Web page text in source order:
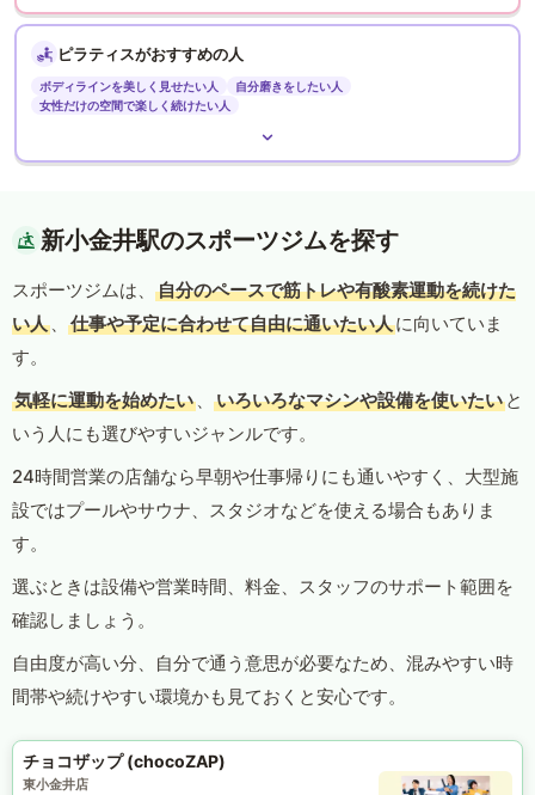
ピラティスがおすすめの人
ボディラインを美しく見せたい人
自分磨きをしたい人
女性だけの空間で楽しく続けたい人
新小金井駅のスポーツジムを探す
スポーツジムは、
自分のペースで筋トレや有酸素運動を続けた
い人 、 仕事や予定に合わせて自由に通いたい人に向いていま
す。
気軽に運動を始めたい 、 いろいろなマシンや設備を使いたい と
いう人にも選びやすいジャンルです。
24時間営業の店舗なら早朝や仕事帰りにも通いやすく、大型施
設ではプールやサウナ、スタジオなどを使える場合もありま
す。
選ぶときは設備や営業時間、料金、スタッフのサポート範囲を
確認しましょう。
自由度が高い分、自分で通う意思が必要なため、混みやすい時
間帯や続けやすい環境かも見ておくと安心です。
チョコザップ (chocoZAP)
東小金井店